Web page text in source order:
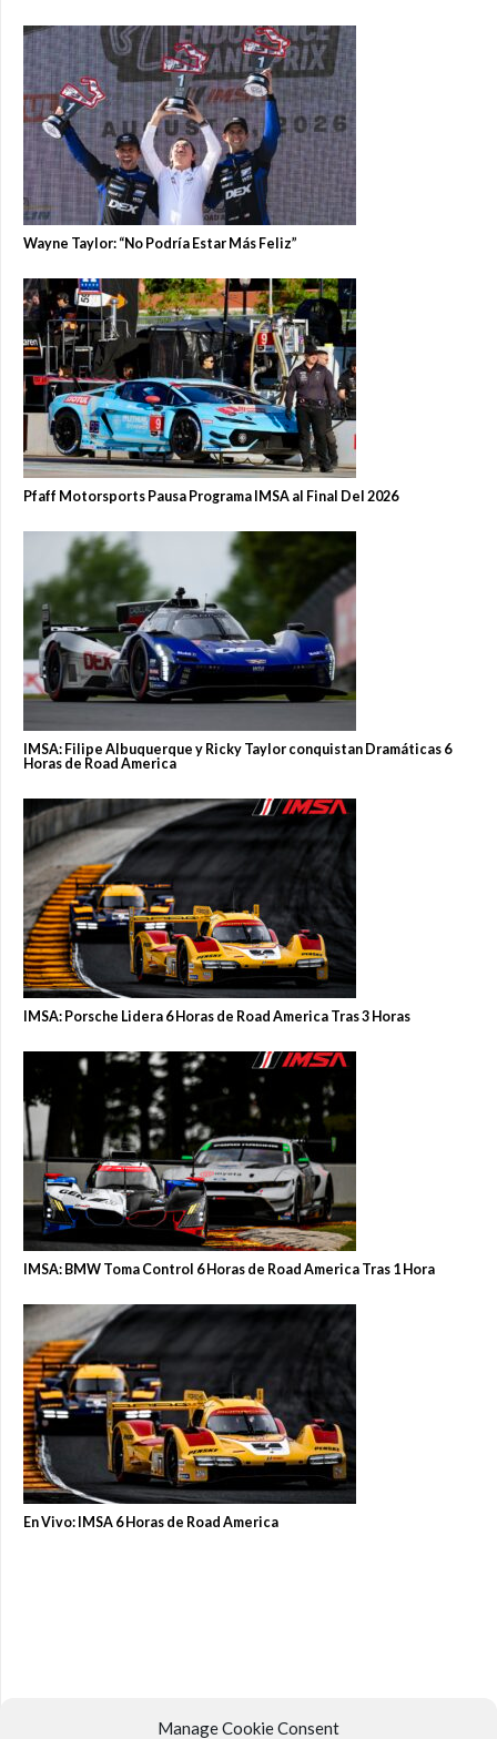
Manage Cookie Consent
Wayne Taylor: “No Podría Estar Más Feliz”
Pfaff Motorsports Pausa Programa IMSA al Final Del 2026
IMSA: Filipe Albuquerque y Ricky Taylor conquistan Dramáticas 6
Horas de Road America
IMSA: Porsche Lidera 6 Horas de Road America Tras 3 Horas
IMSA: BMW Toma Control 6 Horas de Road America Tras 1 Hora
En Vivo: IMSA 6 Horas de Road America